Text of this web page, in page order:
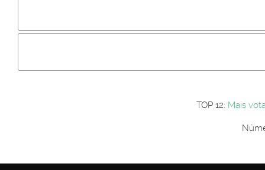
Os
Primeiro autentique-se...
TOP 12: Mais